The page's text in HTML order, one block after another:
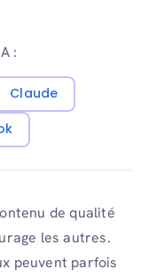
:
Claude
de qualité
les autres.
peuvent parfois